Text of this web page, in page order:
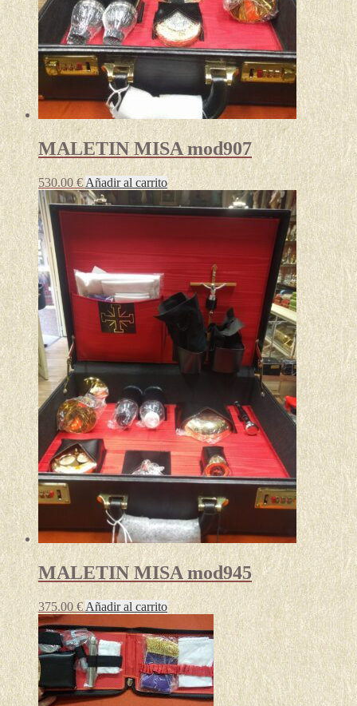
MALETIN MISA mod907
530.00€ Añadir al carrito
MALETIN MISA mod945
375.00€ Añadir al carrito